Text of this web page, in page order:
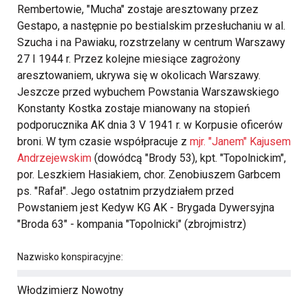
Rembertowie, "Mucha" zostaje aresztowany przez
Gestapo, a następnie po bestialskim przesłuchaniu w al.
Szucha i na Pawiaku, rozstrzelany w centrum Warszawy
27 I 1944 r. Przez kolejne miesiące zagrożony
aresztowaniem, ukrywa się w okolicach Warszawy.
Jeszcze przed wybuchem Powstania Warszawskiego
Konstanty Kostka zostaje mianowany na stopień
podporucznika AK dnia 3 V 1941 r. w Korpusie oficerów
broni. W tym czasie współpracuje z mjr. "Janem" Kajusem
Andrzejewskim (dowódcą "Brody 53), kpt. "Topolnickim",
por. Leszkiem Hasiakiem, chor. Zenobiuszem Garbcem
ps. "Rafał". Jego ostatnim przydziałem przed
Powstaniem jest Kedyw KG AK - Brygada Dywersyjna
"Broda 63" - kompania "Topolnicki" (zbrojmistrz)
Nazwisko konspiracyjne:
Włodzimierz Nowotny